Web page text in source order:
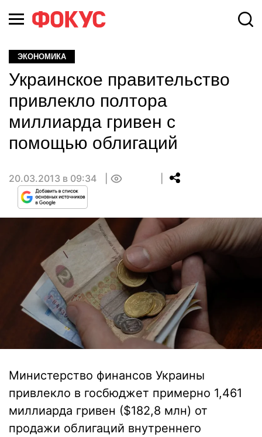
ЭКОНОМИКА
Украинское правительство
привлекло полтора
миллиарда гривен с
помощью облигаций
20.03.2013 в 09:34
Министерство финансов Украины
привлекло в госбюджет примерно 1,461
миллиарда гривен ($182,8 млн) от
продажи облигаций внутреннего